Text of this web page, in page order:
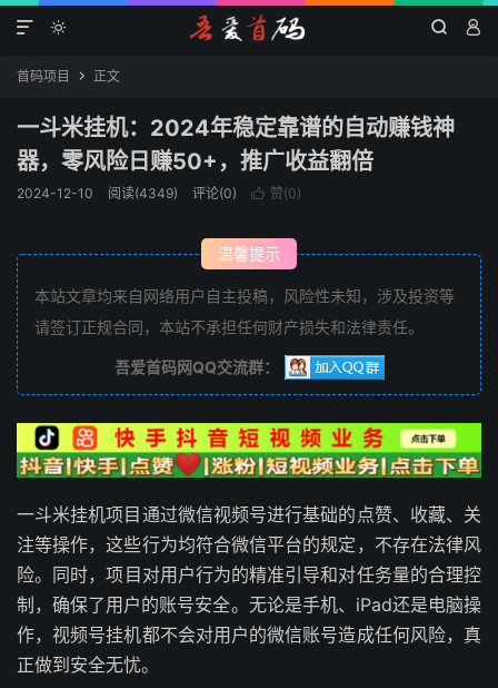
  

首码项目  正文
一斗米挂机：2024年稳定靠谱的自动赚钱神
器，零风险日赚50+，推广收益翻倍
2024-12-10 阅读(4349) 评论(0)  赞(0)
温馨提示
本站文章均来自网络用户自主投稿，风险性未知，涉及投资等
请签订正规合同，本站不承担任何财产损失和法律责任。
吾爱首码网QQ交流群：
一斗米挂机项目通过微信视频号进行基础的点赞、 收藏、 关
注等操作，这些行为均符合微信平台的规定， 不存在法律风
险。 同时，项目对用户行为的精准引导和对任务量的合理控
制，确保了用户的账号安全。 无论是手机、 iPad还是电脑操
作， 视频号挂机都不会对用户的微信账号造成任何风险， 真
正做到安全无忧。